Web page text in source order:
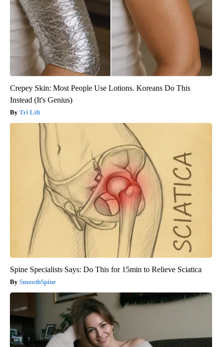
Crepey Skin: Most People Use Lotions. Koreans Do This
Instead (It's Genius)
Tri Lift
Spine Specialists Says: Do This for 15min to Relieve Sciatica
SmoothSpine